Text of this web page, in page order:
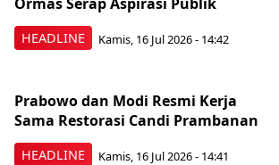
HEADLINE Kamis, 16 Jul 2026 - 14:42
HEADLINE
Prabowo dan Modi Resmi Kerja
Sama Restorasi Candi Prambanan
Kamis, 16 Jul 2026 - 14:41